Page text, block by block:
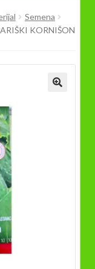
Semena
KORNIŠON